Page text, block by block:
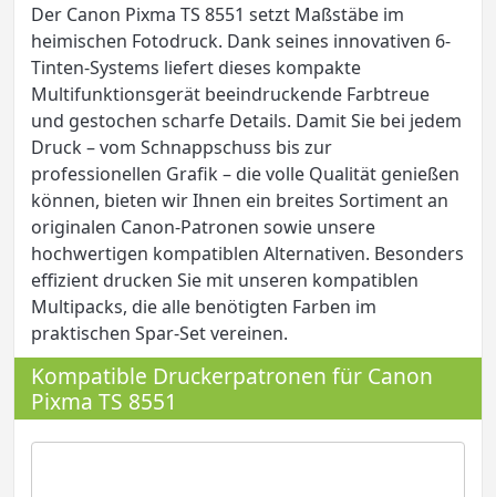
Der Canon Pixma TS 8551 setzt Maßstäbe im
heimischen Fotodruck. Dank seines innovativen 6-
Tinten-Systems liefert dieses kompakte
Multifunktionsgerät beeindruckende Farbtreue
und gestochen scharfe Details. Damit Sie bei jedem
Druck – vom Schnappschuss bis zur
professionellen Grafik – die volle Qualität genießen
können, bieten wir Ihnen ein breites Sortiment an
originalen Canon-Patronen sowie unsere
hochwertigen kompatiblen Alternativen. Besonders
effizient drucken Sie mit unseren kompatiblen
Multipacks, die alle benötigten Farben im
praktischen Spar-Set vereinen.
Kompatible Druckerpatronen für Canon
Pixma TS 8551